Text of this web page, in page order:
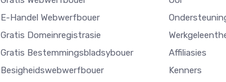
E-Handel Webwerfbouer
Gratis Domeinregistrasie
Gratis Bestemmingsbladsybouer
Besigheidswebwerfbouer
Affiliasies
Kenners